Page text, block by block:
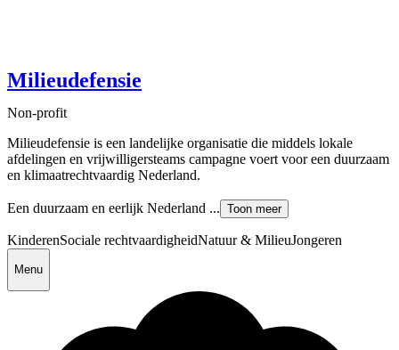
Milieudefensie
Non-profit
Milieudefensie is een landelijke organisatie die middels lokale
afdelingen en vrijwilligersteams campagne voert voor een duurzaam
en klimaatrechtvaardig Nederland.
Een duurzaam en eerlijk Nederland ... Toon meer
KinderenSociale rechtvaardigheidNatuur & MilieuJongeren
Menu